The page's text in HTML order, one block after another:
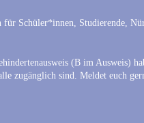
Schüler*innen, Studierende,
(B im Ausweis)
zugänglich sind. Meldet euch